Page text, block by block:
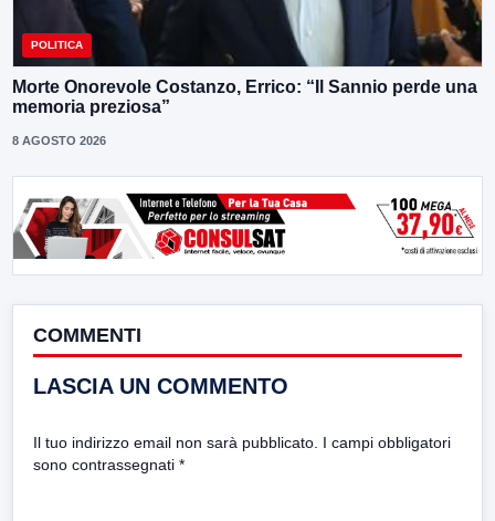
POLITICA
Morte Onorevole Costanzo, Errico: “Il Sannio perde una
memoria preziosa”
8 AGOSTO 2026
COMMENTI
LASCIA UN COMMENTO
Il tuo indirizzo email non sarà pubblicato. I campi obbligatori
sono contrassegnati *